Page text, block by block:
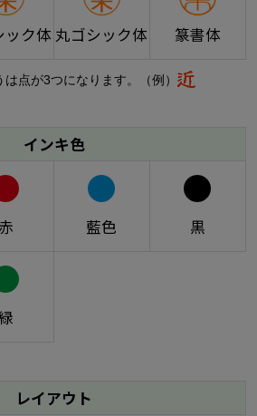
ック体 丸ゴシック体 篆書体
点が3つになります。（例）
インキ色
赤 藍色 黒
レイアウト